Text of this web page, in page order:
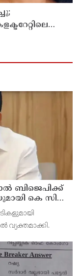
ബിജെപിക്ക്
കെ സി
വ്യക്തമാക്കി.